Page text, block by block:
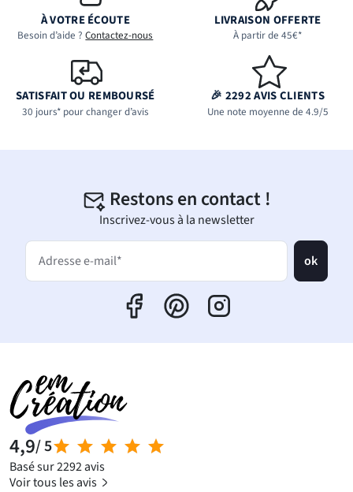
À VOTRE ÉCOUTE
Besoin d’aide ?Contactez-nous
LIVRAISON OFFERTE
À partir de 45€*
SATISFAIT OU REMBOURSÉ
30 jours* pour changer d’avis
🎉 2292 AVIS CLIENTS
Une note moyenne de 4.9/5
Restons en contact !
Inscrivez-vous à la newsletter
Adresse e-mail* ok
4,9/ 5
Basé sur 2292 avis
Voir tous les avis